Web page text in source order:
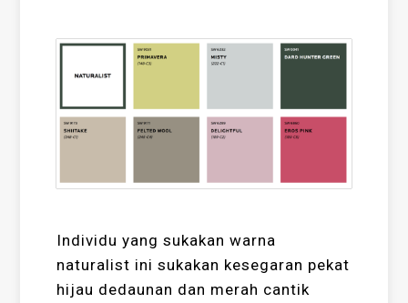
Individu yang sukakan warna
naturalist ini sukakan kesegaran pekat
hijau dedaunan dan merah cantik